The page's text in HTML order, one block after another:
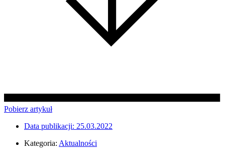
Pobierz artykuł
Data publikacji: 25.03.2022
Kategoria: Aktualności